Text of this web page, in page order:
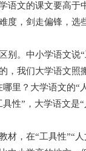
语文的课文要高于
度，剑走偏锋，选
别。中小学语文说
，我们大学语文照
哪里？大学语文的“
性”，大学语文是
材，在“工具性”“